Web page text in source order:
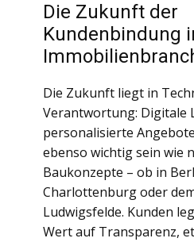
Die Zukunft der
Kundenbindung
Die Zukunft liegt in
Verantwortung: Digitale
personalisierte
ebenso wichtig sein wie
Baukonzepte – ob in
Charlottenburg oder
Ludwigsfelde. Kunden
Wert auf Transparenz,